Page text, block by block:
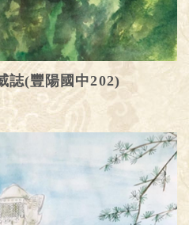
誌(豐陽國中202)